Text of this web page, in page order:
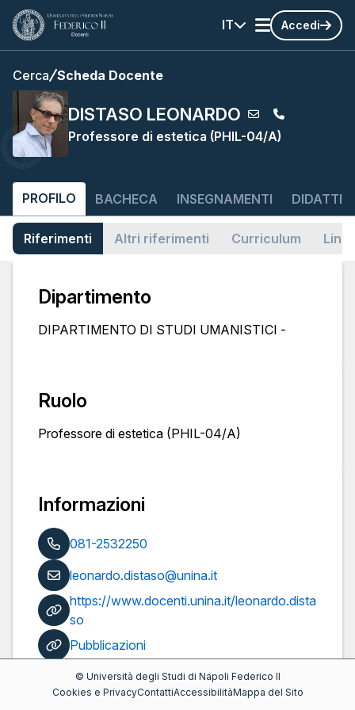
IT Accedi
Cerca Scheda Docente
DISTASO LEONARDO
Professore di estetica (PHIL-04/A)
PROFILO BACHECA INSEGNAMENTI
Riferimenti Altri riferimenti Curriculum Links
Dipartimento
DIPARTIMENTO DI STUDI UMANISTICI -
Ruolo
Professore di estetica (PHIL-04/A)
Informazioni
081-2532250
leonardo.distaso@unina.it
https://www.docenti.unina.it/leonardo.dista
so
Pubblicazioni
© Università degli Studi di Napoli Federico II
Cookies e PrivacyContattiAccessibilitàMappa del Sito